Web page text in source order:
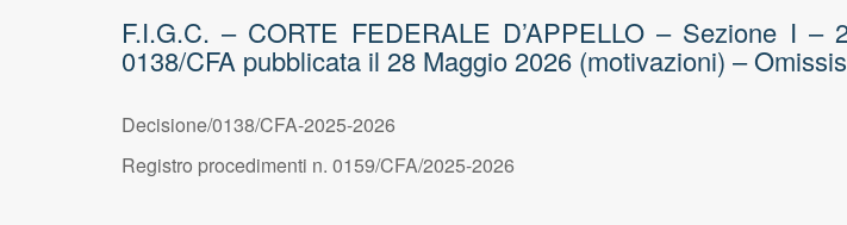
F.I.G.C. – CORTE FEDERALE D’APPELLO – Sezione I
0138/CFA pubblicata il 28 Maggio 2026 (motivazioni) –
Decisione/0138/CFA-2025-2026
Registro procedimenti n. 0159/CFA/2025-2026